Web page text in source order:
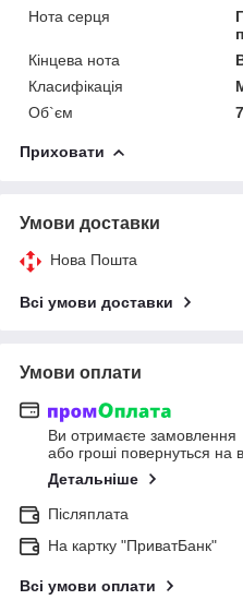
Нота серця
Кінцева нота
Класифікація
Об`єм
Приховати
Умови доставки
Нова Пошта
Всі умови доставки
Умови оплати
Ви отримаєте замовлення
або гроші повернуться на
Детальніше
Післяплата
На картку "ПриватБанк"
Всі умови оплати